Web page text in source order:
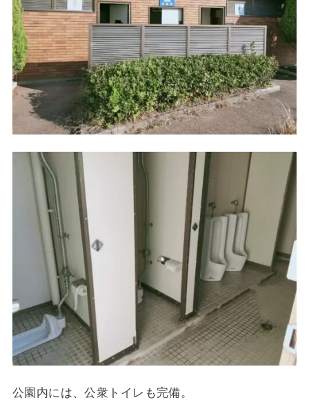
公園内には、公衆トイレも完備。